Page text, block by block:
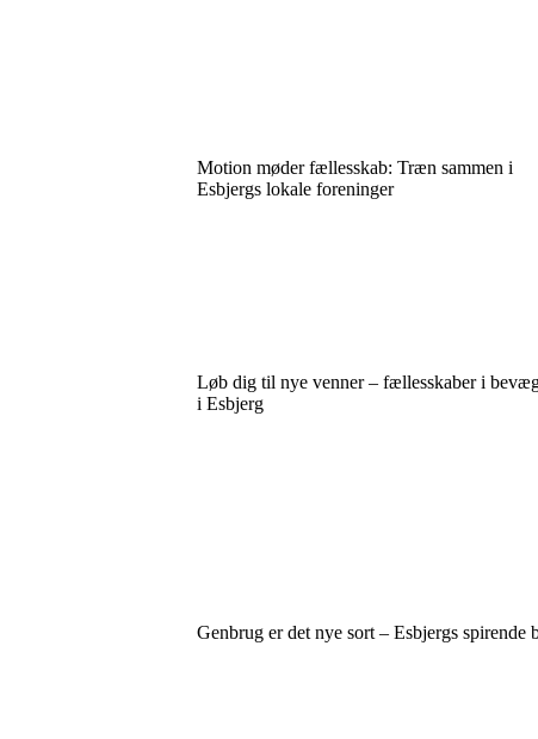
Motion møder fællesskab: Træn sammen i
Esbjergs lokale foreninger
Løb dig til nye venner – fællesskaber i
i Esbjerg
Genbrug er det nye sort – Esbjergs spirende